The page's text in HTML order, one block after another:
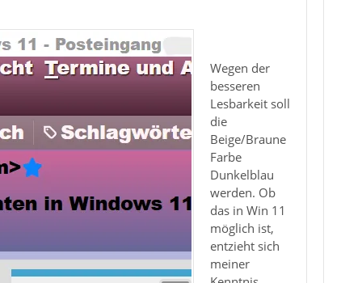
Wegen der
besseren
Lesbarkeit soll
die
Beige/Braune
Farbe
Dunkelblau
werden. Ob
das in Win 11
möglich ist,
entzieht sich
meiner